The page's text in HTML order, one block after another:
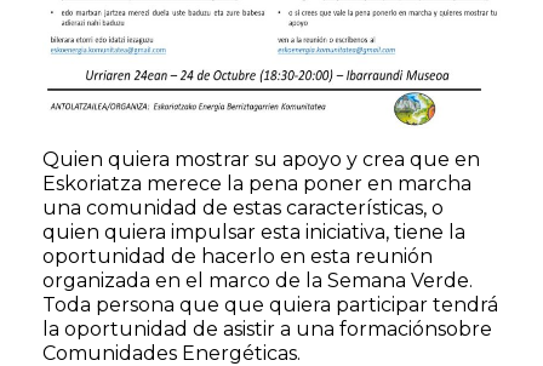
Quien quiera mostrar su apoyo y crea que en
Eskoriatza merece la pena poner en marcha
una comunidad de estas características, o
quien quiera impulsar esta iniciativa, tiene la
oportunidad de hacerlo en esta reunión
organizada en el marco de la Semana Verde.
Toda persona que que quiera participar tendrá
la oportunidad de asistir a una formaciónsobre
Comunidades Energéticas.